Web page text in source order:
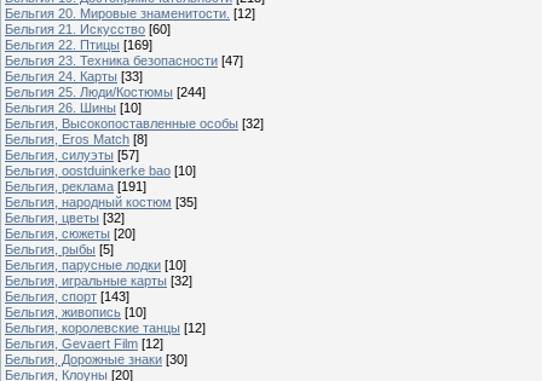
Бельгия 20. Мировые знаменитости. [12]
Бельгия 21. Искусство [60]
Бельгия 22. Птицы [169]
Бельгия 23. Техника безопасности [47]
Бельгия 24. Карты [33]
Бельгия 25. Люди/Костюмы [244]
Бельгия 26. Шины [10]
Бельгия, Высокопоставленные особы [32]
Бельгия, Eros Match [8]
Бельгия, силуэты [57]
Бельгия, oostduinkerke bao [10]
Бельгия, реклама [191]
Бельгия, народный костюм [35]
Бельгия, цветы [32]
Бельгия, сюжеты [20]
Бельгия, рыбы [5]
Бельгия, парусные лодки [10]
Бельгия, игральные карты [32]
Бельгия, спорт [143]
Бельгия, живопись [10]
Бельгия, королевские танцы [12]
Бельгия, Gevaert Film [12]
Бельгия, Дорожные знаки [30]
Бельгия, Клоуны [20]